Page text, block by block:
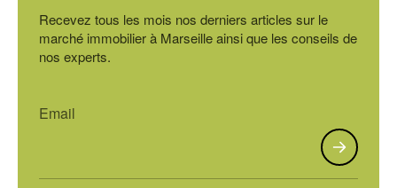
Recevez tous les mois nos derniers articles sur le
marché immobilier à Marseille ainsi que les conseils de
nos experts.